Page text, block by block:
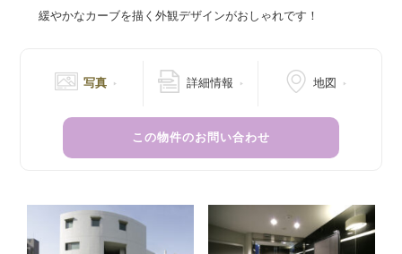
緩やかなカーブを描く外観デザインがおしゃれです！
写真 詳細情報 地図
この物件のお問い合わせ